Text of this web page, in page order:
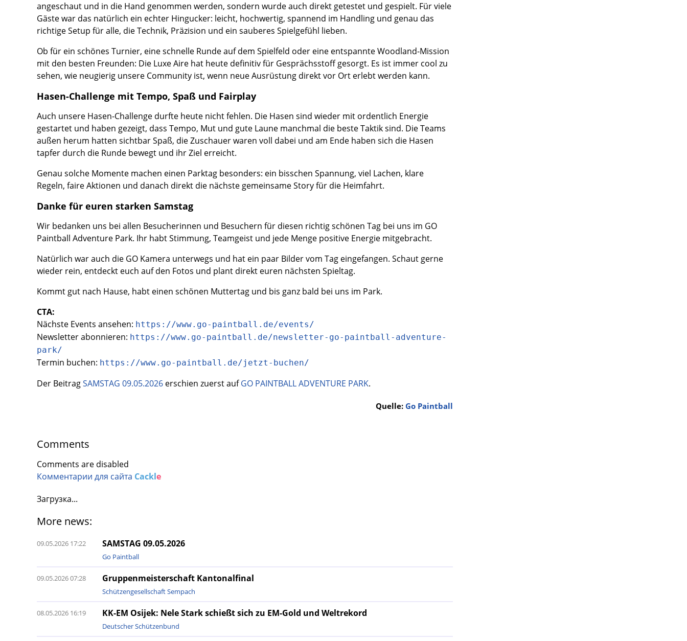
angeschaut und in die Hand genommen werden, sondern wurde auch direkt getestet und gespielt. Für viele
Gäste war das natürlich ein echter Hingucker: leicht, hochwertig, spannend im Handling und genau das
richtige Setup für alle, die Technik, Präzision und ein sauberes Spielgefühl lieben.
Ob für ein schönes Turnier, eine schnelle Runde auf dem Spielfeld oder eine entspannte Woodland-Mission
mit den besten Freunden: Die Luxe Aire hat heute definitiv für Gesprächsstoff gesorgt. Es ist immer cool zu
sehen, wie neugierig unsere Community ist, wenn neue Ausrüstung direkt vor Ort erlebt werden kann.
Hasen-Challenge mit Tempo, Spaß und Fairplay
Auch unsere Hasen-Challenge durfte heute nicht fehlen. Die Hasen sind wieder mit ordentlich Energie
gestartet und haben gezeigt, dass Tempo, Mut und gute Laune manchmal die beste Taktik sind. Die Teams
außen herum hatten sichtbar Spaß, die Zuschauer waren voll dabei und am Ende haben sich die Hasen
tapfer durch die Runde bewegt und ihr Ziel erreicht.
Genau solche Momente machen einen Parktag besonders: ein bisschen Spannung, viel Lachen, klare
Regeln, faire Aktionen und danach direkt die nächste gemeinsame Story für die Heimfahrt.
Danke für euren starken Samstag
Wir bedanken uns bei allen Besucherinnen und Besuchern für diesen richtig schönen Tag bei uns im GO
Paintball Adventure Park. Ihr habt Stimmung, Teamgeist und jede Menge positive Energie mitgebracht.
Natürlich war auch die GO Kamera unterwegs und hat ein paar Bilder vom Tag eingefangen. Schaut gerne
wieder rein, entdeckt euch auf den Fotos und plant direkt euren nächsten Spieltag.
Kommt gut nach Hause, habt einen schönen Muttertag und bis ganz bald bei uns im Park.
CTA:
Nächste Events ansehen: https://www.go-paintball.de/events/
Newsletter abonnieren: https://www.go-paintball.de/newsletter-go-paintball-adventure-
park/
Termin buchen: https://www.go-paintball.de/jetzt-buchen/
Der BeitragSAMSTAG 09.05.2026 erschien zuerst aufGO PAINTBALL ADVENTURE PARK.
Quelle: Go Paintball
Comments
Comments are disabled
Комментарии для сайта Cackle
Загрузка...
More news:
SAMSTAG 09.05.2026
09.05.2026 17:22
Go Paintball
Gruppenmeisterschaft Kantonalfinal
09.05.2026 07:28
Schützengesellschaft Sempach
KK-EM Osijek: Nele Stark schießt sich zu EM-Gold und Weltrekord
08.05.2026 16:19
Deutscher Schützenbund